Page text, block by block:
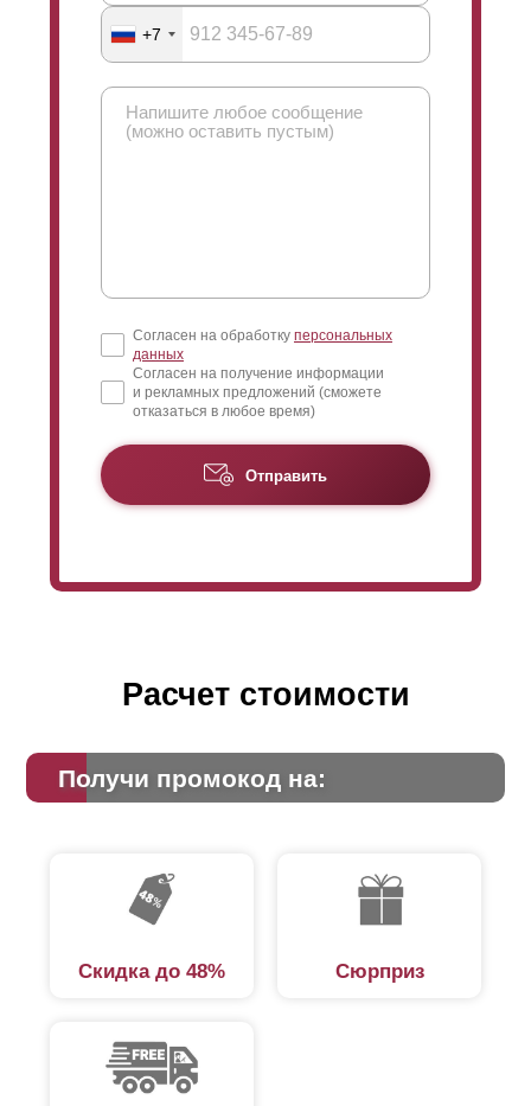
+7
Согласен на обработку персональных
данных
Согласен на получение информации
и рекламных предложений (сможете
отказаться в любое время)
Отправить
Расчет стоимости
Получи промокод на:
Скидка до 48% Сюрприз